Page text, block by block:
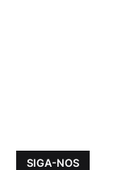
SIGA-NOS